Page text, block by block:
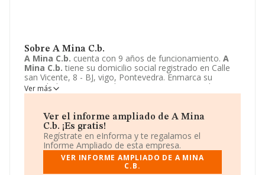
Sobre A Mina C.b.
A Mina C.b. cuenta con 9 años de funcionamiento. A
Mina C.b. tiene su domicilio social registrado en Calle
san Vicente, 8 - BJ, vigo, Pontevedra. Enmarca su
actividad CNAE principal como 5630 - Servicios de
bebidas.A Mina C.b.aparece inscrita como Comunidad
Ver más
Ver el informe ampliado de A Mina
C.b. ¡Es gratis!
Regístrate en eInforma y te regalamos el
Informe Ampliado de esta empresa.
VER INFORME AMPLIADO DE A MINA
C.B.